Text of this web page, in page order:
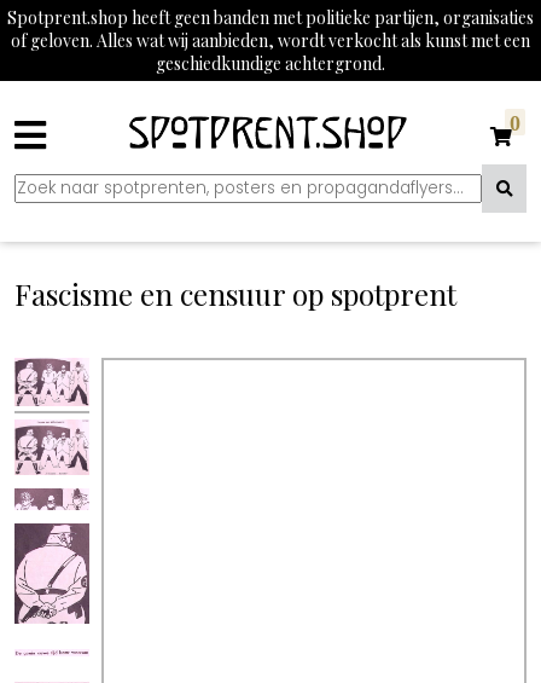
Spotprent.shop heeft geen banden met politieke partijen, organisaties
of geloven. Alles wat wij aanbieden, wordt verkocht als kunst met een
geschiedkundige achtergrond.
0
Fascisme en censuur op spotprent